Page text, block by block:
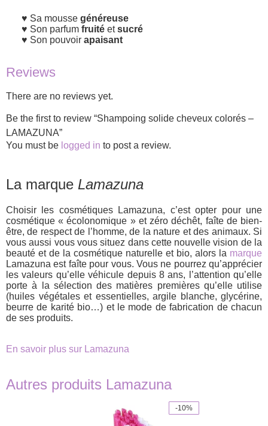
Sa mousse généreuse
Son parfum fruité etsucré
Son pouvoir apaisant
Reviews
There are no reviews yet.
Be the first to review “Shampoing solide cheveux colorés –
LAMAZUNA”
You must be logged in to post a review.
La marque Lamazuna
Choisir les cosmétiques Lamazuna, c’est opter pour une
cosmétique « écolonomique » et zéro déchêt, faîte de bien-
être, de respect de l’homme, de la nature et des animaux. Si
vous aussi vous vous situez dans cette nouvelle vision de la
beauté et de la cosmétique naturelle et bio, alors la marque
Lamazuna est faîte pour vous. Vous ne pourrez qu’apprécier
les valeurs qu’elle véhicule depuis 8 ans, l’attention qu’elle
porte à la sélection des matières premières qu’elle utilise
(huiles végétales et essentielles, argile blanche, glycérine,
beurre de karité bio…) et le mode de fabrication de chacun
de ses produits.
En savoir plus sur Lamazuna
Autres produits Lamazuna
-10%